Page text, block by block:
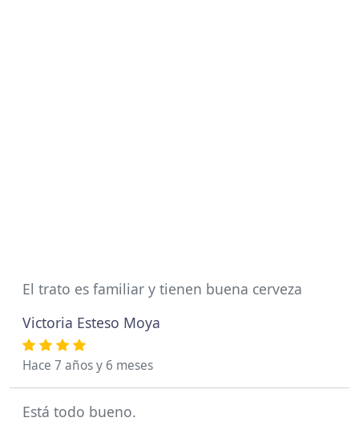
El trato es familiar y tienen buena cerveza
Victoria Esteso Moya
Hace 7 años y 6 meses
Está todo bueno.